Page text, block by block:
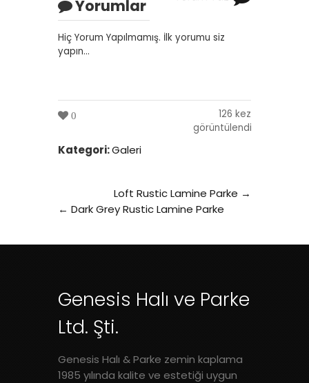
Yorumlar
Hiç Yorum Yapılmamış. İlk yorumu siz
yapın...
0
126 kez
görüntülendi
Kategori:Galeri
Loft Rustic Lamine Parke →
← Dark Grey Rustic Lamine Parke
Genesis Halı ve Parke
Ltd. Şti.
Genesis Halı & Parke zemin kaplama
1985 yılında kalite ve estetiği uygun